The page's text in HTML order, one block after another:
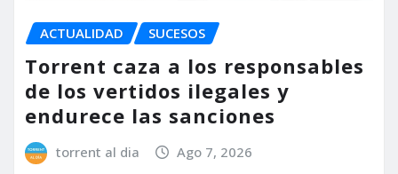
ACTUALIDAD SUCESOS
Torrent caza a los responsables
de los vertidos ilegales y
endurece las sanciones
torrent al dia Ago 7, 2026